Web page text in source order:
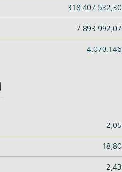
318.407.532,30
7.893.992,07
4.070.146
2,05
18,80
2,43